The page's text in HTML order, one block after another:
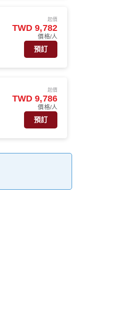
起價
TWD 9,782
價格/人
預訂
起價
TWD 9,786
價格/人
預訂